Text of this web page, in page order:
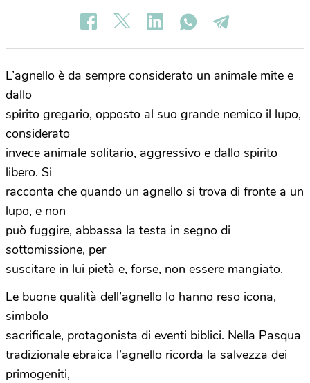
L’agnello è da sempre considerato un animale mite e
dallo
spirito gregario, opposto al suo grande nemico il lupo,
considerato
invece animale solitario, aggressivo e dallo spirito
libero. Si
racconta che quando un agnello si trova di fronte a un
lupo, e non
può fuggire, abbassa la testa in segno di
sottomissione, per
suscitare in lui pietà e, forse, non essere mangiato.
Le buone qualità dell’agnello lo hanno reso icona,
simbolo
sacrificale, protagonista di eventi biblici. Nella Pasqua
tradizionale ebraica l’agnello ricorda la salvezza dei
primogeniti,